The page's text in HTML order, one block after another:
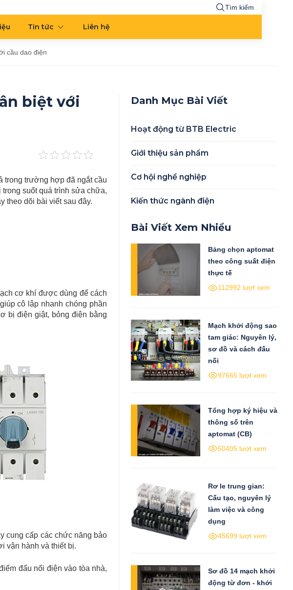
Tìm kiếm
Tin tức Liên hệ
cầu dao điện
biệt với
trong trường hợp đã ngắt cầu
suốt quá trình sửa chữa,
theo dõi bài viết sau đây.
cơ khí được dùng để cách
cô lập nhanh chóng phần
bị điện giật, bỏng điện bằng
cung cấp các chức năng bảo
vận hành và thiết bị.
đấu nối điện vào tòa nhà,
Danh Mục Bài Viết
Hoạt động từ BTB Electric
Giới thiệu sản phẩm
Cơ hội nghề nghiệp
Kiến thức ngành điện
Bài Viết Xem Nhiều
Bảng chọn aptomat
theo công suất điện
thực tế
112992 lượt xem
Mạch khởi động sao
tam giác: Nguyên lý,
sơ đồ và cách đấu
nối
97665 lượt xem
Tổng hợp ký hiệu và
thông số trên
aptomat (CB)
50405 lượt xem
Rơ le trung gian:
Cấu tạo, nguyên lý
làm việc và công
dụng
45699 lượt xem
Sơ đồ 14 mạch khởi
động từ đơn - khởi